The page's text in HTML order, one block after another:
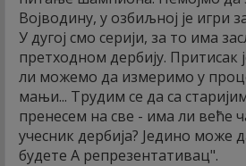
Војводину, у озбиљној је игри
У дугој смо серији, за то има
претходном дербију. Притисак
ли можемо да измеримо у
мањи... Трудим се да са
пренесем на све - има ли веће
учесник дербија? Једино може
будете А репрезентативац".